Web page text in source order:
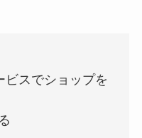
ビスでショップを